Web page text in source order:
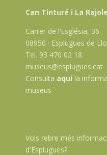
Can Tinturé i La
Carrer de l’Església, 36
08950 · Esplugues de
Tel. 93 470 02 18
museus@esplugues.cat
Consulta aquíla
museus
Vols rebre més
d'Esplugues?